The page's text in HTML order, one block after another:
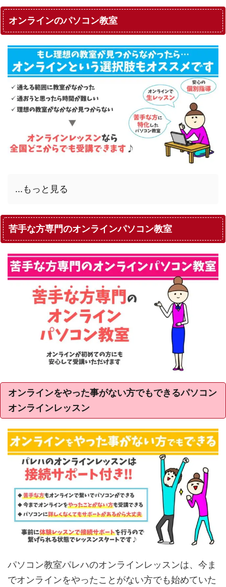
オンラインのパソコン教室
...もっと見る
苦手な方専門のオンラインパソコン教室
オンラインをやった事がない方でもできるパソコン
オンラインレッスン
パソコン教室パレハのオンラインレッスンは、今ま
でオンラインをやったことがない方でも始めていた